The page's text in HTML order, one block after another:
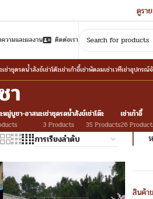
ดูรา
วามและผลงาน ติดต่อเรา
เช่าชุดรดน้ำสังข์เช่าโต๊ะเช่าเก้าอี้เช่าพัดลมเช่าเวทีเช่าอุปกรณ์
า
ะหมู่บูชา-อาสนะเช่าชุดรดน้ำสังข์
3 Products
เช่าโต๊ะ
35 Products
เช่าเก้าอี้
26
สินค้า